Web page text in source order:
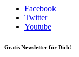
Facebook
Twitter
Youtube
Gratis Newsletter für Dich!